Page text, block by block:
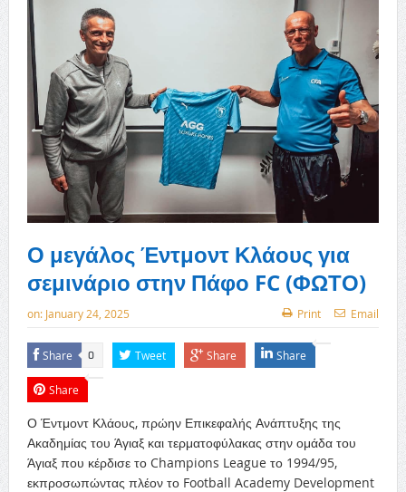
Ο μεγάλος Έντμοντ Κλάους για
σεμινάριο στην Πάφο FC (ΦΩΤΟ)
on: January 24, 2025 Print Email
Share 0 Tweet Share Share
Share
Ο Έντμοντ Κλάους, πρώην Επικεφαλής Ανάπτυξης της
Ακαδημίας του Άγιαξ και τερματοφύλακας στην ομάδα του
Άγιαξ που κέρδισε το Champions League το 1994/95,
εκπροσωπώντας πλέον το Football Academy Development